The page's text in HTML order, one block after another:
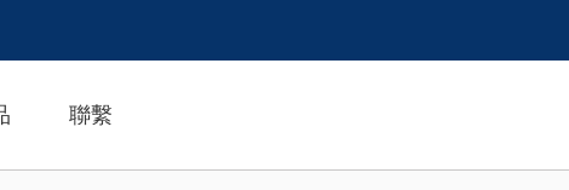
聯繫